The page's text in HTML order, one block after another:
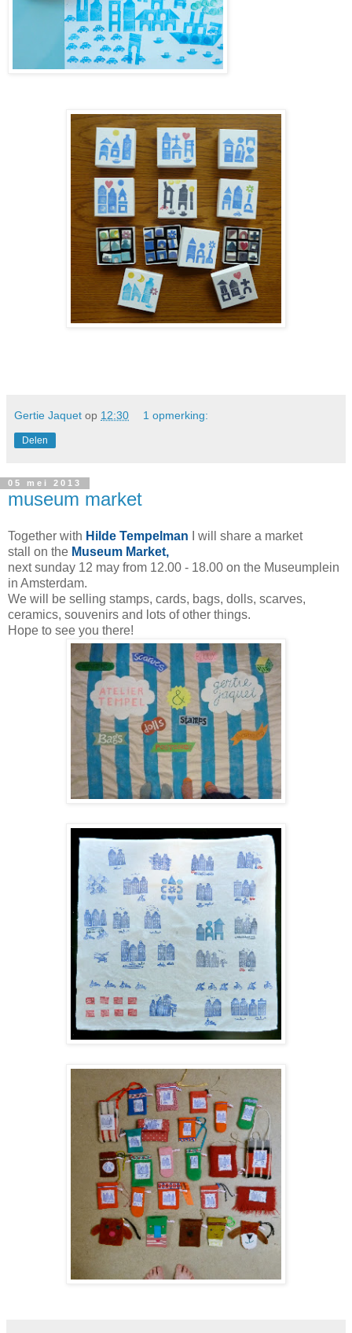
Gertie Jaquet op 12:30 1 opmerking:
Delen
05 mei 2013
museum market
Together with Hilde Tempelman I will share a market
stall on the Museum Market,
next sunday 12 may from 12.00 - 18.00 on the Museumplein
in Amsterdam.
We will be selling stamps, cards, bags, dolls, scarves,
ceramics, souvenirs and lots of other things.
Hope to see you there!